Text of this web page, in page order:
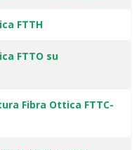
FTTH
FTTO su
Fibra Ottica FTTC-